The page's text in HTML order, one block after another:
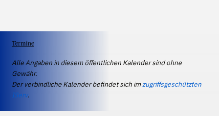
Termine
Alle Angaben in diesem öffentlichen Kalender sind ohne
Gewähr.
Der verbindliche Kalender befindet sich imzugriffsgeschützten
IServ.